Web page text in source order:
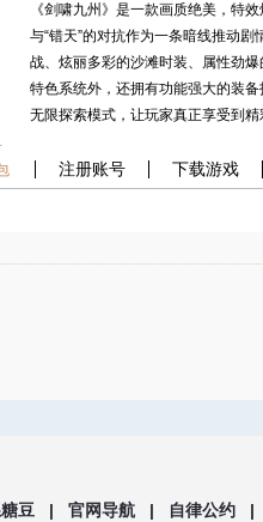
注册账号 下载游戏
《剑啸九州》是一款画质绝美，特
与“错天”的对抗作为一条暗线推动
战、炫丽多彩的沙滩时装、属性劲
特色系统外，还拥有功能强大的装
无限探索模式，让玩家真正享受到
糖豆 | 官网导航 | 自律公约 |